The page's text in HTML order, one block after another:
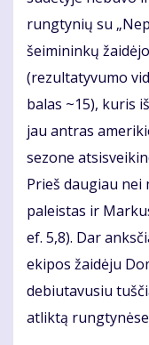
rungtynių su
šeimininkų
(rezultatyvumo
balas ~15), kuris
jau antras
sezone
Prieš daugiau nei
paleistas ir
ef. 5,8). Dar
ekipos žaidėju
debiutavusiu
atliktą rungtynėse